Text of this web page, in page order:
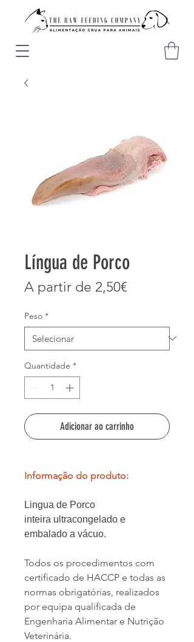
Língua de Porco
A partir de 2,50€
Peso *
Quantidade *
Adicionar ao carrinho
Informação do produto:
Lingua de Porco
inteira ultracongelado e
embalado a vácuo.
Todos os procedimentos com
certificado de HACCP e todas as
normas obrigatórias, realizados
por equipa qualificada de
Engenharia Alimentar e Nutrição
Veterinária.